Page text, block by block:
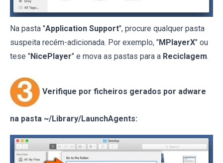
Na pasta "Application Support", procure qualquer pasta
suspeita recém-adicionada. Por exemplo, "MPlayerX" ou
tese "NicePlayer" e mova as pastas para a Reciclagem.
Verifique por ficheiros gerados por adware
na pasta ~/Library/LaunchAgents: